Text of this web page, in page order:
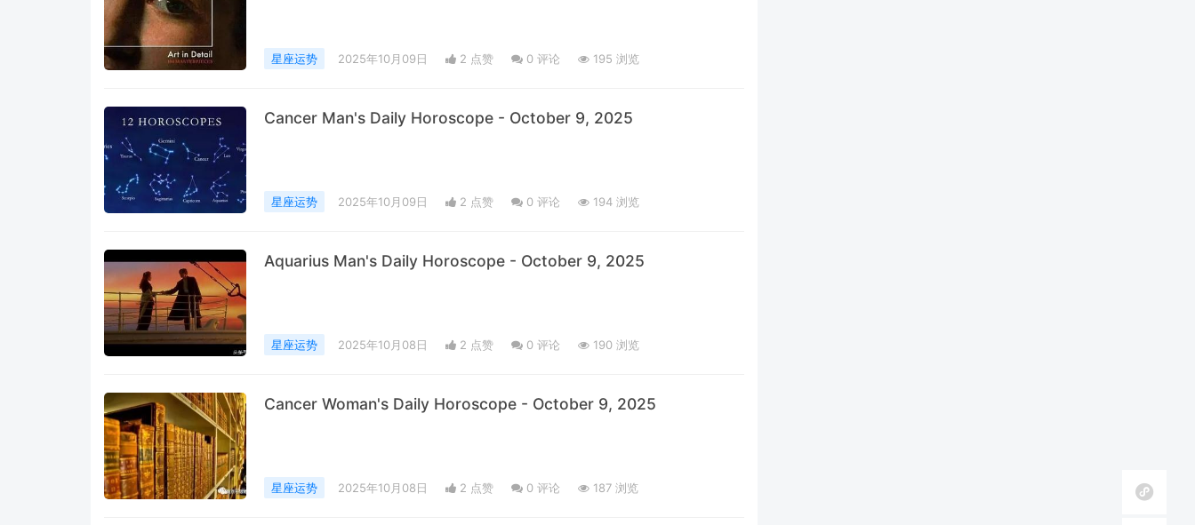
星座运势 2025年10月09日 2 点赞 0 评论 195 浏览
Cancer Man's Daily Horoscope - October 9, 2025
星座运势 2025年10月09日 2 点赞 0 评论 194 浏览
Aquarius Man's Daily Horoscope - October 9, 2025
星座运势 2025年10月08日 2 点赞 0 评论 190 浏览
Cancer Woman's Daily Horoscope - October 9, 2025
星座运势 2025年10月08日 2 点赞 0 评论 187 浏览